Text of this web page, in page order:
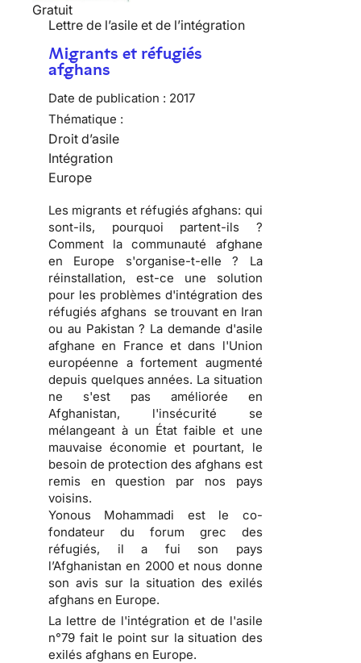
Gratuit
Lettre de l’asile et de l’intégration
Migrants et réfugiés
afghans
Date de publication : 2017
Thématique :
Droit d’asile
Intégration
Europe
Les migrants et réfugiés afghans: qui
sont-ils, pourquoi partent-ils ?
Comment la communauté afghane
en Europe s'organise-t-elle ? La
réinstallation, est-ce une solution
pour les problèmes d'intégration des
réfugiés afghans se trouvant en Iran
ou au Pakistan ? La demande d'asile
afghane en France et dans l'Union
européenne a fortement augmenté
depuis quelques années. La situation
ne s'est pas améliorée en
Afghanistan, l'insécurité se
mélangeant à un État faible et une
mauvaise économie et pourtant, le
besoin de protection des afghans est
remis en question par nos pays
voisins.
Yonous Mohammadi est le co-
fondateur du forum grec des
réfugiés, il a fui son pays
l’Afghanistan en 2000 et nous donne
son avis sur la situation des exilés
afghans en Europe.
La lettre de l'intégration et de l'asile
n°79 fait le point sur la situation des
exilés afghans en Europe.